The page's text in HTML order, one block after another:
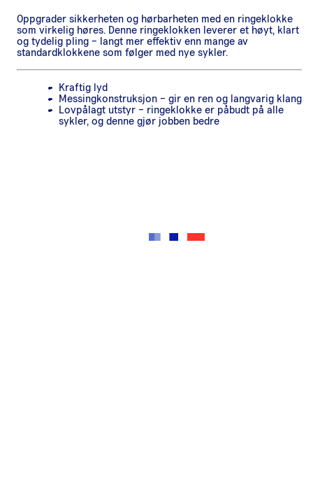
Oppgrader sikkerheten og hørbarheten med en ringeklokke
som virkelig høres. Denne ringeklokken leverer et høyt, klart
og tydelig pling – langt mer effektiv enn mange av
standardklokkene som følger med nye sykler.
Kraftig lyd
Messingkonstruksjon – gir en ren og langvarig klang
Lovpålagt utstyr – ringeklokke er påbudt på alle
sykler, og denne gjør jobben bedre